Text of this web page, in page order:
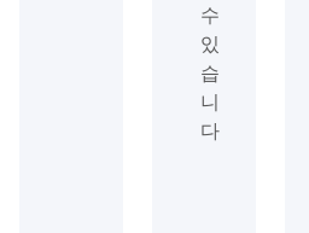
수
있
습
니
다